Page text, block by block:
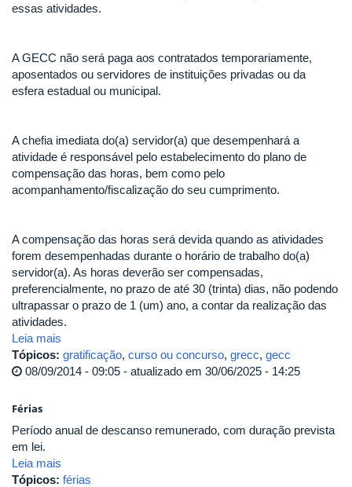
essas atividades.
A GECC não será paga aos contratados temporariamente,
aposentados ou servidores de instituições privadas ou da
esfera estadual ou municipal.
A chefia imediata do(a) servidor(a) que desempenhará a
atividade é responsável pelo estabelecimento do plano de
compensação das horas, bem como pelo
acompanhamento/fiscalização do seu cumprimento.
A compensação das horas será devida quando as atividades
forem desempenhadas durante o horário de trabalho do(a)
servidor(a). As horas deverão ser compensadas,
preferencialmente, no prazo de até 30 (trinta) dias, não podendo
ultrapassar o prazo de 1 (um) ano, a contar da realização das
atividades.
Leia mais
Tópicos: gratificação, curso ou concurso, grecc, gecc
08/09/2014 - 09:05 - atualizado em 30/06/2025 - 14:25
Férias
Período anual de descanso remunerado, com duração prevista
em lei.
Leia mais
Tópicos: férias